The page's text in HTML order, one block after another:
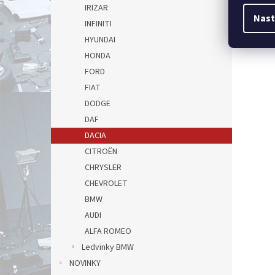
IRIZAR
INFINITI
HYUNDAI
HONDA
FORD
FIAT
DODGE
DAF
DACIA
CITROËN
CHRYSLER
CHEVROLET
BMW
AUDI
ALFA ROMEO
Ledvinky BMW
NOVINKY